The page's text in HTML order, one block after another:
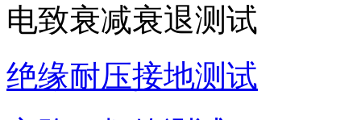
电致衰减衰退测试
绝缘耐压接地测试